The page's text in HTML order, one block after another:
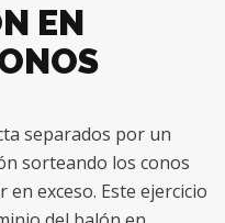
EN
separados por un
sorteando los conos
exceso. Este ejercicio